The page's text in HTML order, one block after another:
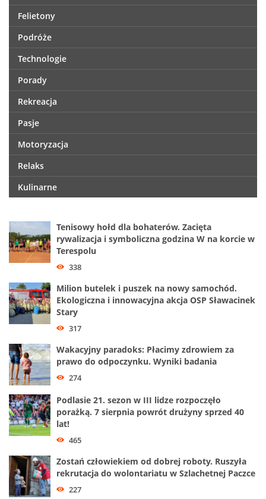
Felietony
Podróże
Technologie
Porady
Rekreacja
Pasje
Motoryzacja
Relaks
Kulinarne
Tenisowy hołd dla bohaterów. Zacięta
rywalizacja i symboliczna godzina W na korcie w
Terespolu
338
Milion butelek i puszek na nowy samochód.
Ekologiczna i innowacyjna akcja OSP Sławacinek
Stary
317
Wakacyjny paradoks: Płacimy zdrowiem za
prawo do odpoczynku. Wyniki badania
274
Podlasie 21. sezon w III lidze rozpoczęło
porażką. 7 sierpnia powrót drużyny sprzed 40
lat!
465
Zostań człowiekiem od dobrej roboty. Ruszyła
rekrutacja do wolontariatu w Szlachetnej Paczce
227